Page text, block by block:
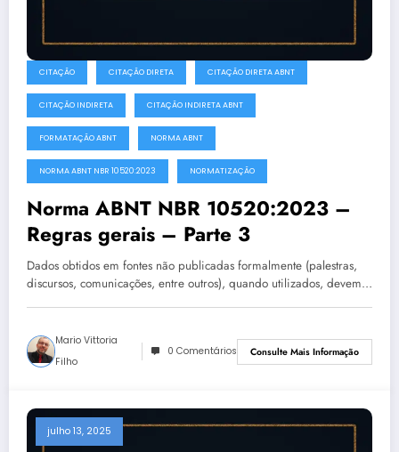
CITAÇÃO CITAÇÃO DIRETA CITAÇÃO DIRETA ABNT
CITAÇÃO INDIRETA CITAÇÃO INDIRETA ABNT
FORMATAÇÃO ABNT NORMA ABNT
NORMA ABNT NBR 10520:2023 NORMATIZAÇÃO
Norma ABNT NBR 10520:2023 –
Regras gerais – Parte 3
Dados obtidos em fontes não publicadas formalmente (palestras,
discursos, comunicações, entre outros), quando utilizados, devem…
Mario Vittoria
Filho
0 Comentários Consulte Mais Informação
julho 13, 2025